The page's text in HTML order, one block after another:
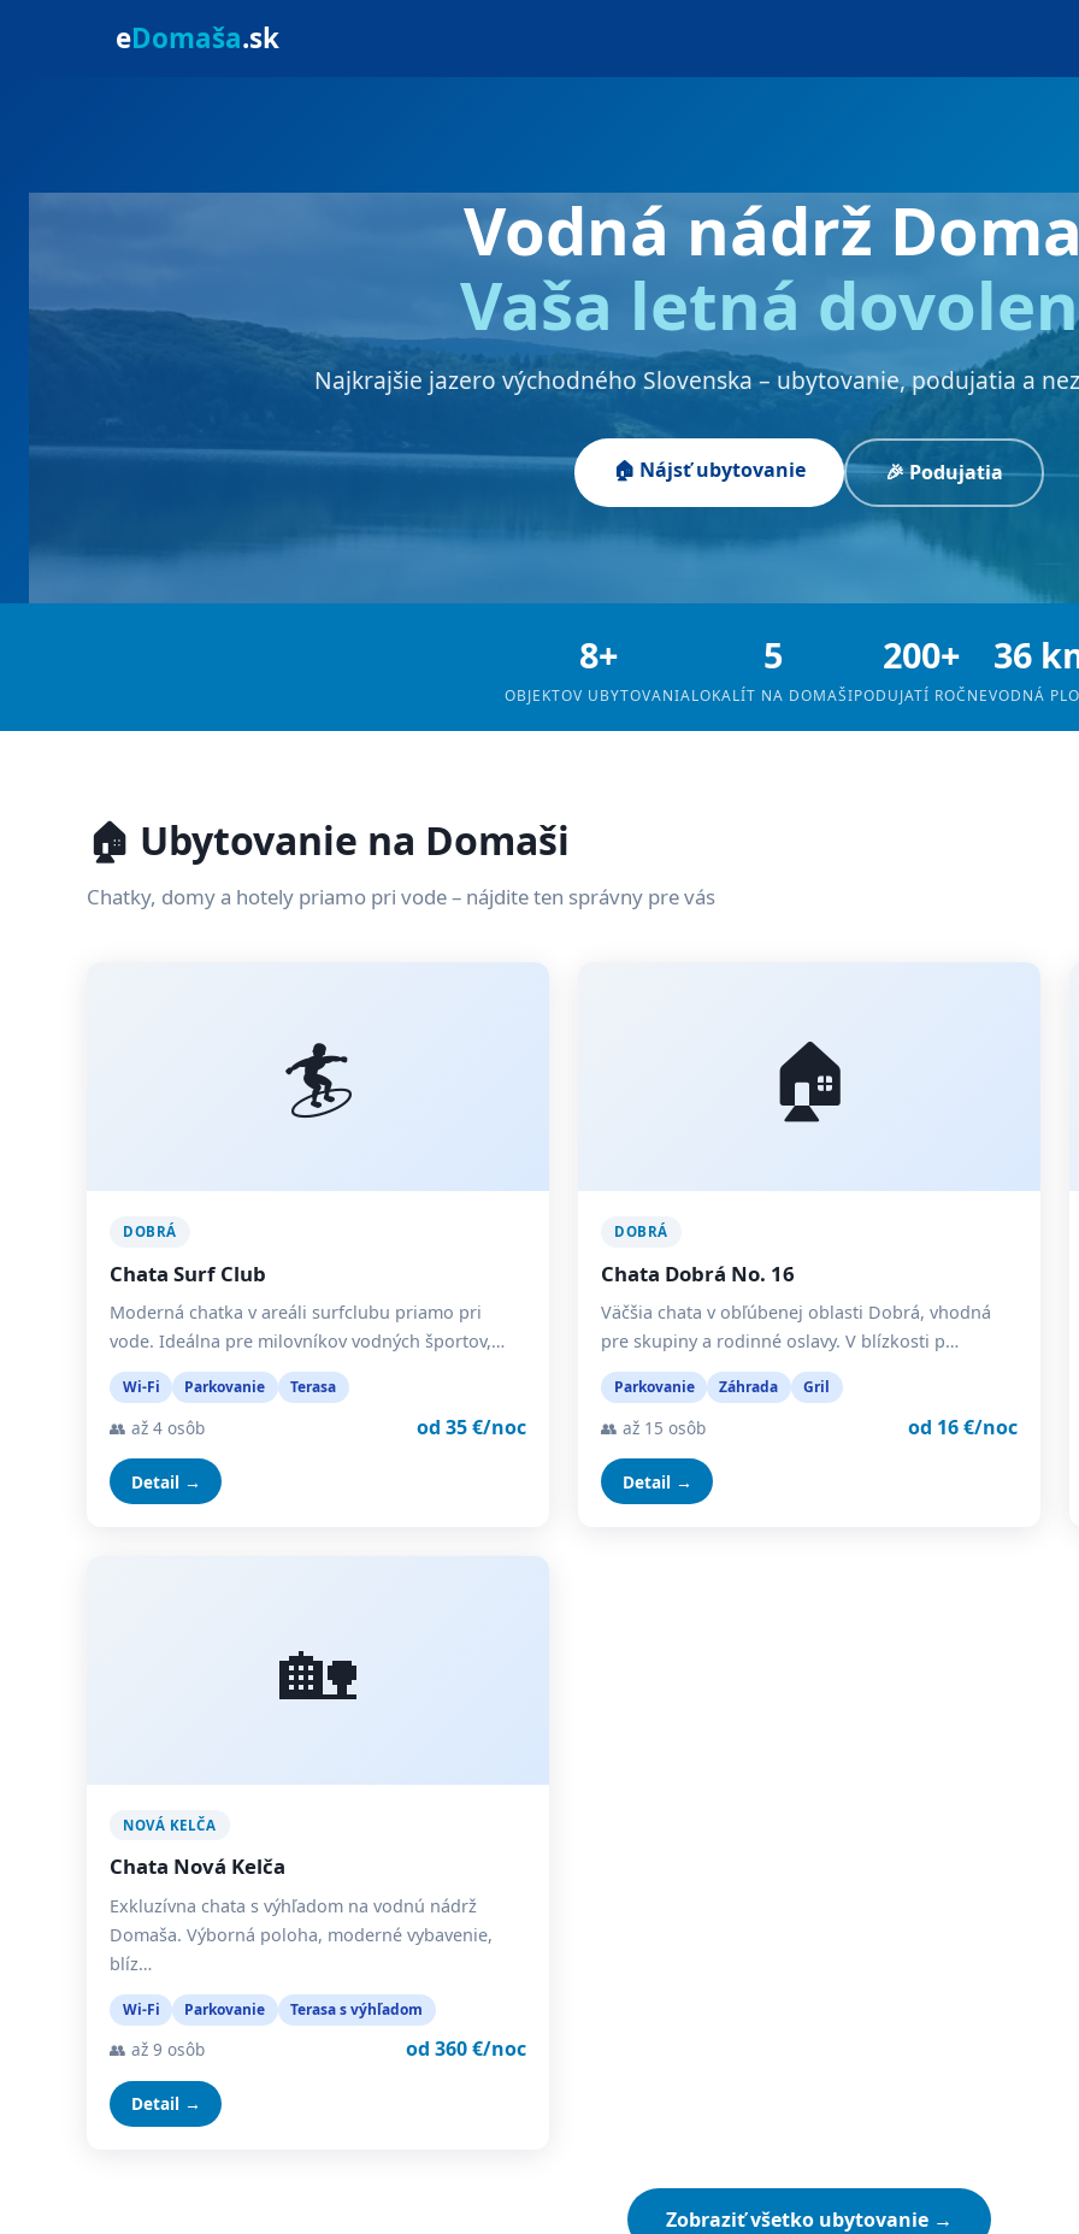
eDomaša.sk
Vodná nádrž
Vaša letná
Najkrajšie jazero východného Slovenska – ubytovanie, podujatia a
🏠 Nájsť ubytovanie 🎉 Podujatia
8+
OBJEKTOV UBYTOVANIA
5
LOKALÍT NA DOMAŠI
200+
PODUJATÍ ROČNE
36
VODNÁ
🏠 Ubytovanie na Domaši
Chatky, domy a hotely priamo pri vode – nájdite ten správny pre vás
🏄
DOBRÁ
Chata Surf Club
Moderná chatka v areáli surfclubu priamo pri
vode. Ideálna pre milovníkov vodných športov,…
Wi-Fi Parkovanie Terasa
👥 až 4 osôb od 35 €/noc
Detail →
🏠
DOBRÁ
Chata Dobrá No. 16
Väčšia chata v obľúbenej oblasti Dobrá, vhodná
pre skupiny a rodinné oslavy. V blízkosti p…
Parkovanie Záhrada Gril
👥 až 15 osôb od 16 €/noc
Detail →
🏡
NOVÁ KELČA
Chata Nová Kelča
Exkluzívna chata s výhľadom na vodnú nádrž
Domaša. Výborná poloha, moderné vybavenie,
blíz…
Wi-Fi Parkovanie Terasa s výhľadom
👥 až 9 osôb od 360 €/noc
Detail →
Zobraziť všetko ubytovanie →